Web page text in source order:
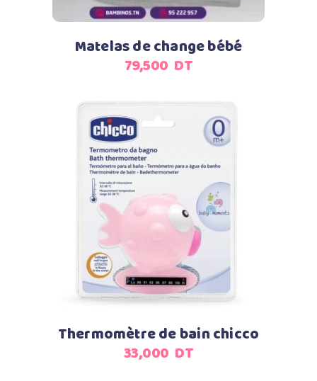
Matelas de change bébé
79,500 DT
Ajouter au panier
Thermomètre de bain chicco
33,000 DT